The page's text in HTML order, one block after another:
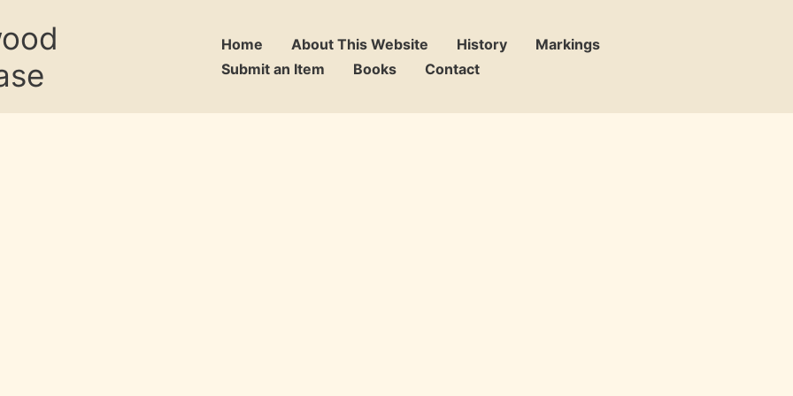
Home About This Website History
Markings
Submit an Item
Books Contact